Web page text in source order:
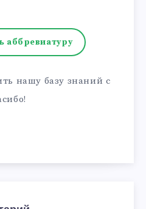
аббревиатуру
нашу базу знаний с